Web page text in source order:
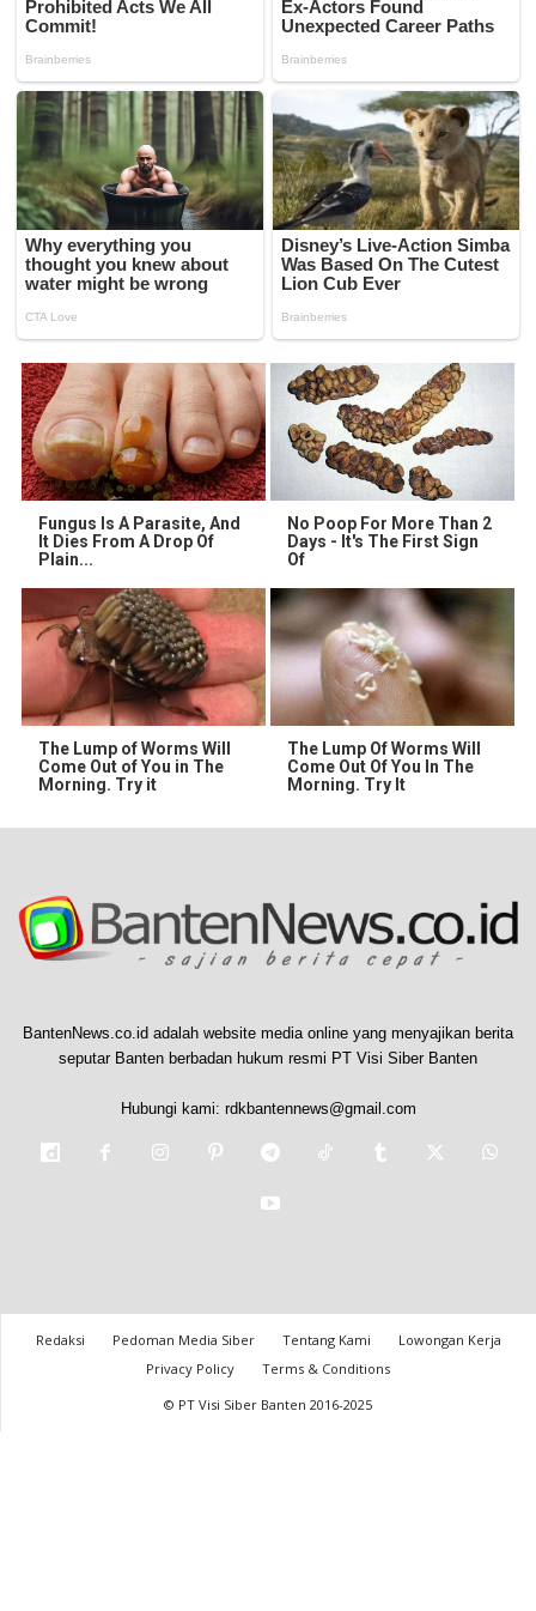
Fungus Is A Parasite, And
It Dies From A Drop Of
Plain...
No Poop For More Than 2
Days - It's The First Sign
Of
The Lump of Worms Will
Come Out of You in The
Morning. Try it
The Lump Of Worms Will
Come Out Of You In The
Morning. Try It
BantenNews.co.id adalah website media online yang menyajikan berita
seputar Banten berbadan hukum resmi PT Visi Siber Banten
Hubungi kami: rdkbantennews@gmail.com
Redaksi Pedoman Media Siber Tentang Kami
Lowongan Kerja
Privacy Policy
Terms & Conditions
© PT Visi Siber Banten 2016-2025